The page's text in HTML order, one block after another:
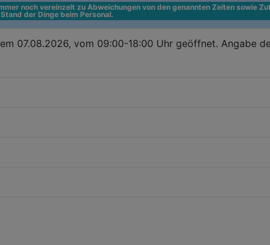
noch vereinzelt zu Abweichungen von den genannten Zeiten sowie
der Dinge beim Personal.
07.08.2026, vom 09:00-18:00 Uhr geöffnet. Angabe